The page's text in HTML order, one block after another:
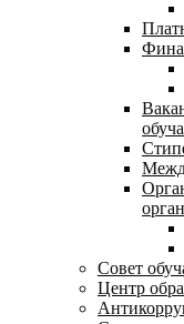
Совет
Центр